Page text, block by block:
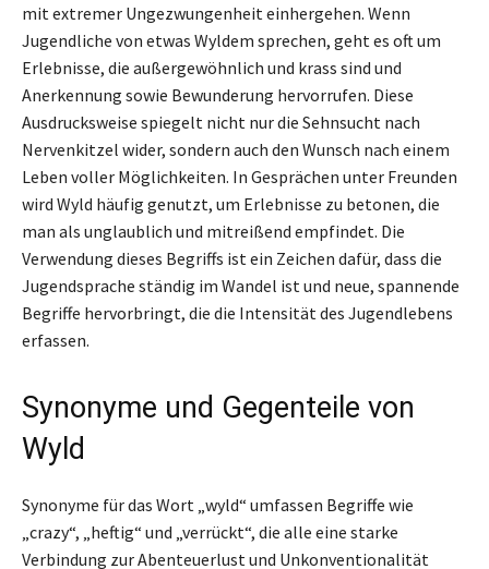
mit extremer Ungezwungenheit einhergehen. Wenn
Jugendliche von etwas Wyldem sprechen, geht es oft um
Erlebnisse, die außergewöhnlich und krass sind und
Anerkennung sowie Bewunderung hervorrufen. Diese
Ausdrucksweise spiegelt nicht nur die Sehnsucht nach
Nervenkitzel wider, sondern auch den Wunsch nach einem
Leben voller Möglichkeiten. In Gesprächen unter Freunden
wird Wyld häufig genutzt, um Erlebnisse zu betonen, die
man als unglaublich und mitreißend empfindet. Die
Verwendung dieses Begriffs ist ein Zeichen dafür, dass die
Jugendsprache ständig im Wandel ist und neue, spannende
Begriffe hervorbringt, die die Intensität des Jugendlebens
erfassen.
Synonyme und Gegenteile von
Wyld
Synonyme für das Wort „wyld“ umfassen Begriffe wie
„crazy“, „heftig“ und „verrückt“, die alle eine starke
Verbindung zur Abenteuerlust und Unkonventionalität